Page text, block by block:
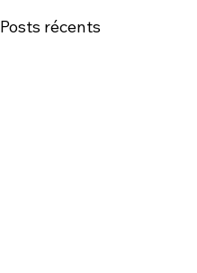
Posts récents